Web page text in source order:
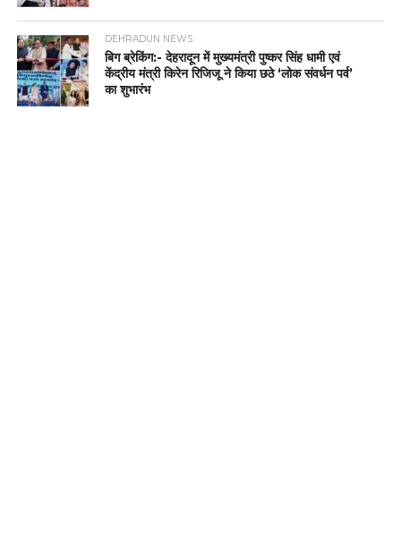
DEHRADUN NEWS
बिग ब्रेकिंग:- देहरादून में मुख्यमंत्री पुष्कर सिंह धामी एवं
केंद्रीय मंत्री किरेन रिजिजू ने किया छठे ‘लोक संवर्धन पर्व’
का शुभारंभ